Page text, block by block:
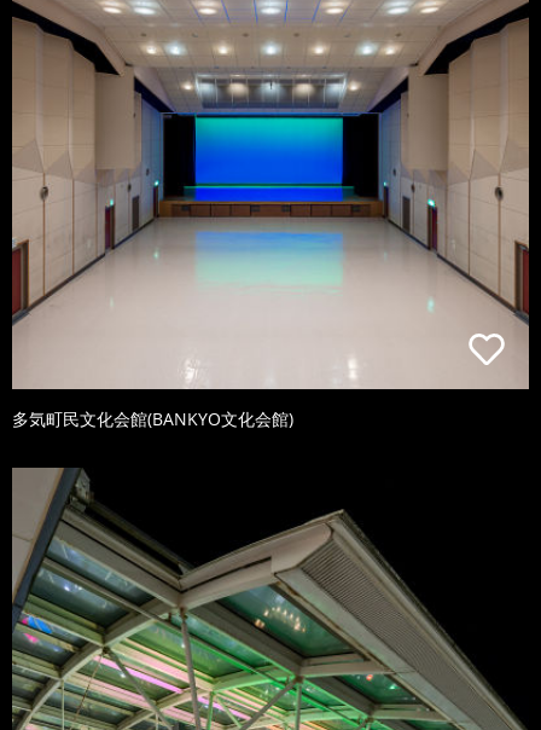
多気町民文化会館(BANKYO文化会館)